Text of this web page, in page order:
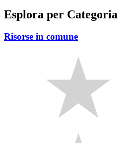
Esplora per Categoria
Risorse in comune